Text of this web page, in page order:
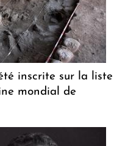
inscrite sur la liste
mondial de